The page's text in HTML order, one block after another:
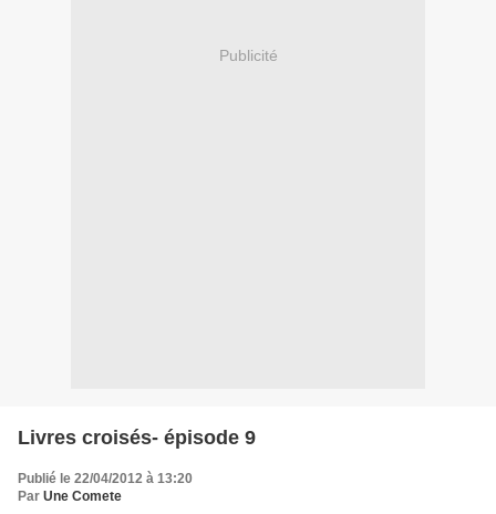
Publicité
Livres croisés- épisode 9
Publié le 22/04/2012 à 13:20
Par Une Comete